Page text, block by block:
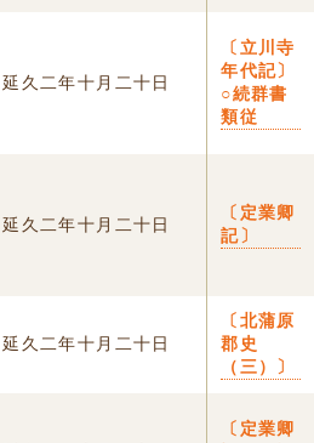
延久二年十月二十日
〔立川寺
年代記〕
○続群書
類従
延久二年十月二十日
〔定業卿
記〕
延久二年十月二十日
〔北蒲原
郡史
（三）〕
〔定業卿